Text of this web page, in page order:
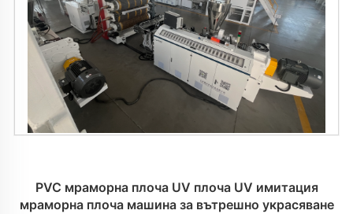
PVC мраморна плоча UV плоча UV имитация
мраморна плоча машина за вътрешно украсяване